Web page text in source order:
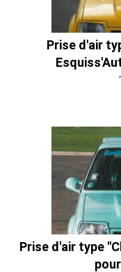
Prise d'air
Prise d'air type